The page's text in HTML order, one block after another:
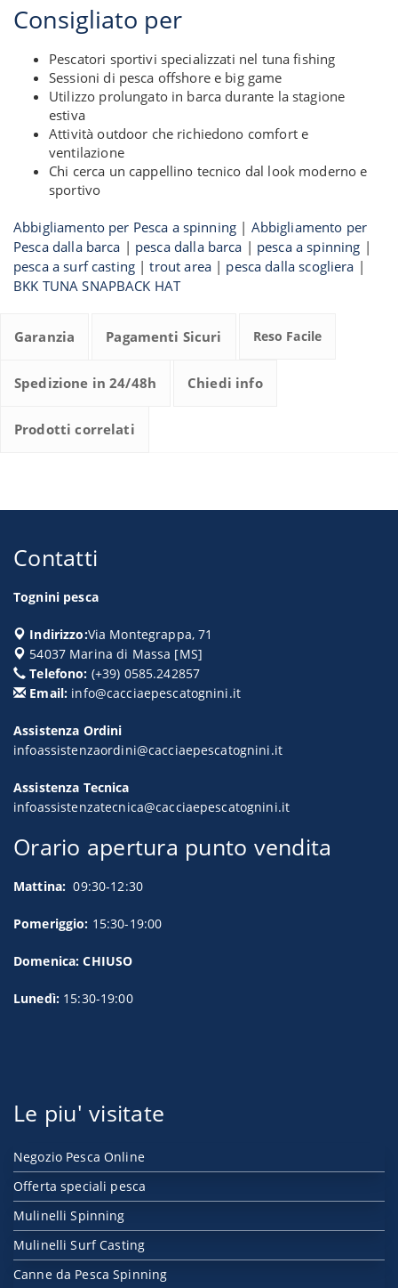
Consigliato per
Pescatori sportivi specializzati nel tuna fishing
Sessioni di pesca offshore e big game
Utilizzo prolungato in barca durante la stagione
estiva
Attività outdoor che richiedono comfort e
ventilazione
Chi cerca un cappellino tecnico dal look moderno e
sportivo
Abbigliamento per Pesca a spinning | Abbigliamento per
Pesca dalla barca | pesca dalla barca | pesca a spinning |
pesca a surf casting |trout area| pesca dalla scogliera |
BKK TUNA SNAPBACK HAT
Garanzia Pagamenti Sicuri Reso Facile
Spedizione in 24/48h Chiedi info
Prodotti correlati
Contatti
Tognini pesca
Indirizzo:Via Montegrappa, 71
54037 Marina di Massa [MS]
Telefono: (+39) 0585.242857
Email: info@cacciaepescatognini.it
Assistenza Ordini
infoassistenzaordini@cacciaepescatognini.it
Assistenza Tecnica
infoassistenzatecnica@cacciaepescatognini.it
Orario apertura punto vendita
Mattina: 09:30-12:30
Pomeriggio: 15:30-19:00
Domenica: CHIUSO
Lunedì: 15:30-19:00
Le piu' visitate
Negozio Pesca Online
Offerta speciali pesca
Mulinelli Spinning
Mulinelli Surf Casting
Canne da Pesca Spinning